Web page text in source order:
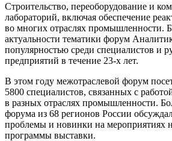
Строительство, переоборудование и
лабораторий, включая обеспечение
во многих отраслях промышленности.
актуальности тематики форум
популярностью среди специалистов и
предприятий в течение 23-х лет.
В этом году межотраслевой форум
5800 специалистов, связанных с
в разных отраслях промышленности.
форума из 68 регионов России
проблемы и новинки на мероприятиях
программы выставки.